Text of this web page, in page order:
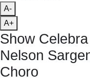
A-
A+
Show
Nelson
Choro